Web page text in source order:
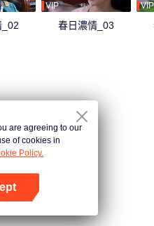
VIP
春日濃情_03
VIP
are agreeing to our
of cookies in
Policy.